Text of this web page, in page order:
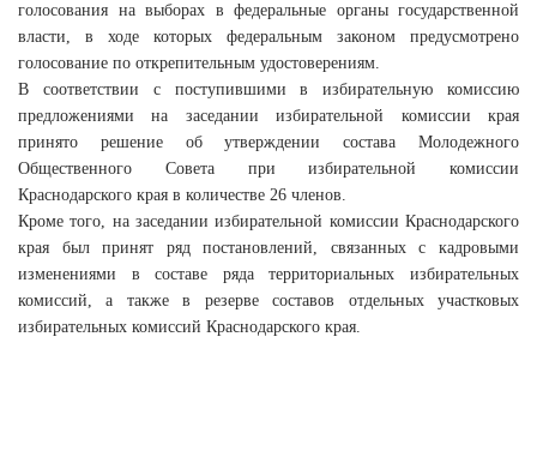
голосования на выборах в федеральные органы государственной
власти, в ходе которых федеральным законом предусмотрено
голосование по открепительным удостоверениям.
В соответствии с поступившими в избирательную комиссию
предложениями на заседании избирательной комиссии края
принято решение об утверждении состава Молодежного
Общественного Совета при избирательной комиссии
Краснодарского края в количестве 26 членов.
Кроме того, на заседании избирательной комиссии Краснодарского
края был принят ряд постановлений, связанных с кадровыми
изменениями в составе ряда территориальных избирательных
комиссий, а также в резерве составов отдельных участковых
избирательных комиссий Краснодарского края.